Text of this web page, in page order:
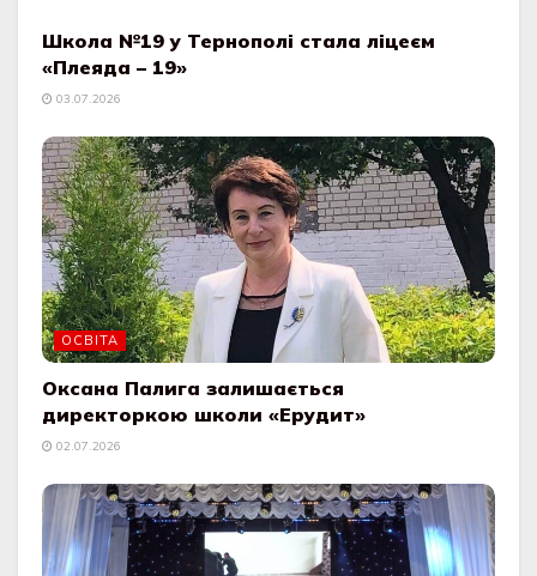
Школа №19 у Тернополі стала ліцеєм
«Плеяда – 19»
03.07.2026
ОСВІТА
Оксана Палига залишається
директоркою школи «Ерудит»
02.07.2026